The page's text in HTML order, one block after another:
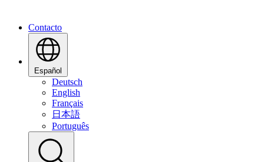
Contacto
Español
Deutsch
English
Français
日本語
Português